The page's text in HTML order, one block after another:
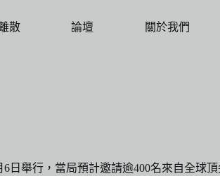
散 論壇 關於我們
舉行，當局預計邀請逾400名來自全球